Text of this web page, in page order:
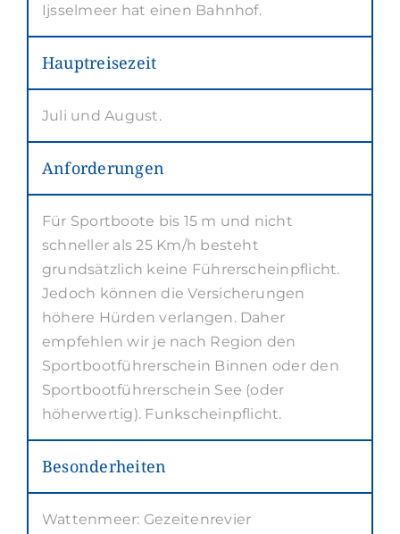
Ijsselmeer hat einen Bahnhof.
Hauptreisezeit
Juli und August.
Anforderungen
Für Sportboote bis 15 m und nicht
schneller als 25 Km/h besteht
grundsätzlich keine Führerscheinpflicht.
Jedoch können die Versicherungen
höhere Hürden verlangen. Daher
empfehlen wir je nach Region den
Sportbootführerschein Binnen oder den
Sportbootführerschein See (oder
höherwertig). Funkscheinpflicht.
Besonderheiten
Wattenmeer: Gezeitenrevier